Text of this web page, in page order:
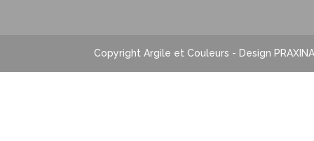
Copyright Argile et Couleurs - Design